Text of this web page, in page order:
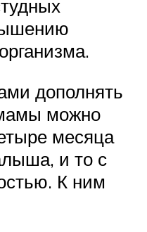
дополнять
можно
месяца
и то с
К ним